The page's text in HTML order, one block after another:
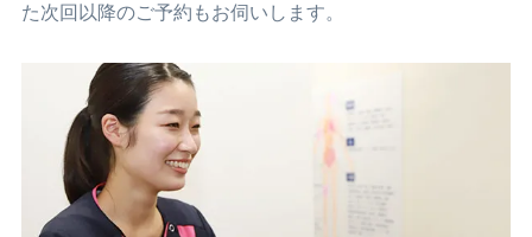
た次回以降のご予約もお伺いします。